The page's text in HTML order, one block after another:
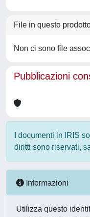
File in questo
Non ci sono file
Pubblicazioni
I documenti in IRIS
diritti sono riservati,
Informazioni
Utilizza questo